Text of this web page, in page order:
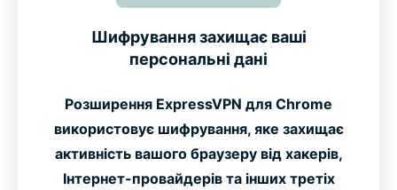
Шифрування захищає ваші
персональні дані
Розширення ExpressVPN для Chrome
використовує шифрування, яке захищає
активність вашого браузеру від хакерів,
Інтернет-провайдерів та інших третіх